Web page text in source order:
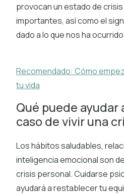
provocan un estado de
importantes, así como el
dado a lo que nos ha
Recomendado: Cómo
tu vida
Qué puede ayudar
caso de vivir una
Los hábitos saludables,
inteligencia emocional son
crisis personal. Cuidarse
ayudará a restablecer tu